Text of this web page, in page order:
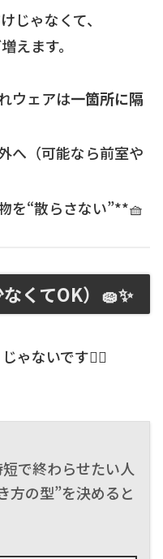
じゃなくて、
えます。
ウェアは一箇所に隔
へ（可能なら前室や
を“散らさない”**🧺
くてOK）🧽✨
ゃないです🙅‍♂️
短で終わらせたい人
方の型”を決めると